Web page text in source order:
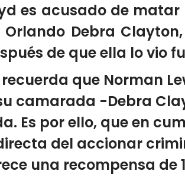
es acusado de
Orlando Debra
de que ella lo vio
recuerda que Norman
camarada -Debra
Es por ello, que en
del accionar
una recompensa de